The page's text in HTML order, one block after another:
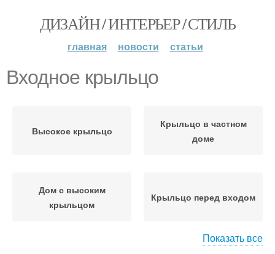
ДИЗАЙН / ИНТЕРЬЕР / СТИЛЬ
главная новости статьи
Входное крыльцо
Высокое крыльцо
Крыльцо в частном
доме
Дом с высоким
крыльцом
Крыльцо перед входом
Показать все